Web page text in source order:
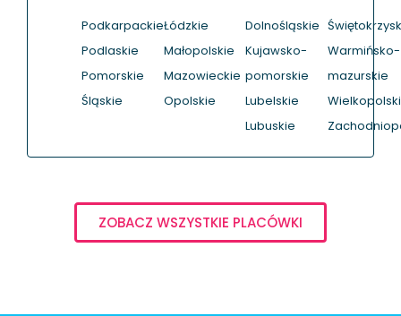
Podkarpackie
Podlaskie
Pomorskie
Śląskie
Łódzkie
Małopolskie
Mazowieckie
Opolskie
Dolnośląskie
Kujawsko-
pomorskie
Lubelskie
Lubuskie
Warmińsko-
mazurskie
ZOBACZ WSZYSTKIE PLACÓWKI